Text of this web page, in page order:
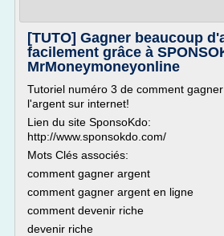
[TUTO] Gagner beaucoup
facilement grâce à
MrMoneymoneyonline
Tutoriel numéro 3 de comment
l'argent sur internet!
Lien du site SponsoKdo:
http://www.sponsokdo.com/
Mots Clés associés:
comment gagner argent
comment gagner argent en ligne
comment devenir riche
devenir riche